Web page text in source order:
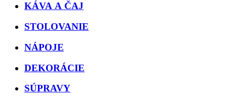
KÁVA A ČAJ
STOLOVANIE
NÁPOJE
DEKORÁCIE
SÚPRAVY